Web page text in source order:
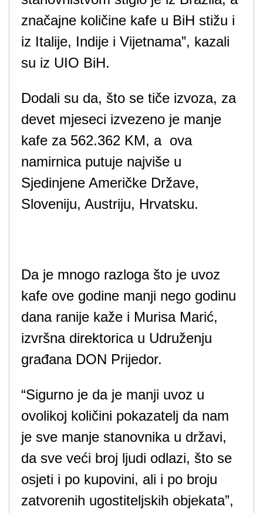
značajne količine kafe u BiH stižu i
iz Italije, Indije i Vijetnama”, kazali
su iz UIO BiH.
Dodali su da, što se tiče izvoza, za
devet mjeseci izvezeno je manje
kafe za 562.362 KM, a ova
namirnica putuje najviše u
Sjedinjene Američke Države,
Sloveniju, Austriju, Hrvatsku.
Da je mnogo razloga što je uvoz
kafe ove godine manji nego godinu
dana ranije kaže i Murisa Marić,
izvršna direktorica u Udruženju
građana DON Prijedor.
“Sigurno je da je manji uvoz u
ovolikoj količini pokazatelj da nam
je sve manje stanovnika u državi,
da sve veći broj ljudi odlazi, što se
osjeti i po kupovini, ali i po broju
zatvorenih ugostiteljskih objekata”,